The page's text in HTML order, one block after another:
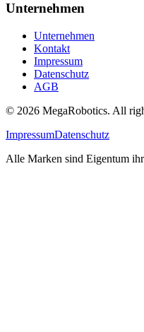
Unternehmen
Unternehmen
Kontakt
Impressum
Datenschutz
AGB
© 2026 MegaRobotics. All
ImpressumDatenschutz
Alle Marken sind Eigentum